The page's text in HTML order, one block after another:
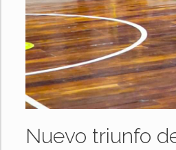
Nuevo triunfo